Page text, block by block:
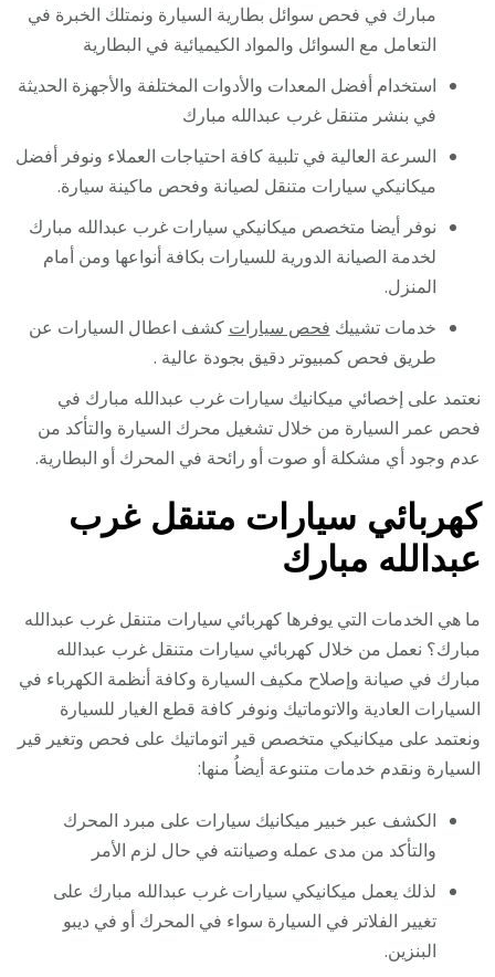
مبارك في فحص سوائل بطارية السيارة ونمتلك الخبرة في
التعامل مع السوائل والمواد الكيميائية في البطارية
استخدام أفضل المعدات والأدوات المختلفة والأجهزة الحديثة
في بنشر متنقل غرب عبدالله مبارك
السرعة العالية في تلبية كافة احتياجات العملاء ونوفر أفضل
ميكانيكي سيارات متنقل لصيانة وفحص ماكينة سيارة.
نوفر أيضا متخصص ميكانيكي سيارات غرب عبدالله مبارك
لخدمة الصيانة الدورية للسيارات بكافة أنواعها ومن أمام
المنزل.
خدمات تشييك فحص سيارات كشف اعطال السيارات عن
طريق فحص كمبيوتر دقيق بجودة عالية .
نعتمد على إخصائي ميكانيك سيارات غرب عبدالله مبارك في
فحص عمر السيارة من خلال تشغيل محرك السيارة والتأكد من
عدم وجود أي مشكلة أو صوت أو رائحة في المحرك أو البطارية.
كهربائي سيارات متنقل غرب
عبدالله مبارك
ما هي الخدمات التي يوفرها كهربائي سيارات متنقل غرب عبدالله
مبارك؟ نعمل من خلال كهربائي سيارات متنقل غرب عبدالله
مبارك في صيانة وإصلاح مكيف السيارة وكافة أنظمة الكهرباء في
السيارات العادية والاتوماتيك ونوفر كافة قطع الغيار للسيارة
ونعتمد على ميكانيكي متخصص قير اتوماتيك على فحص وتغير قير
السيارة ونقدم خدمات متنوعة أيضاُ منها:
الكشف عبر خبير ميكانيك سيارات على مبرد المحرك
والتأكد من مدى عمله وصيانته في حال لزم الأمر
لذلك يعمل ميكانيكي سيارات غرب عبدالله مبارك على
تغيير الفلاتر في السيارة سواء في المحرك أو في ديبو
البنزين.